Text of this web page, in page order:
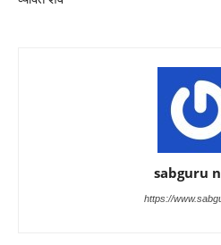
sabguru
https://